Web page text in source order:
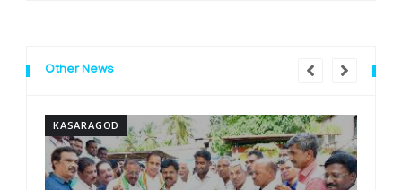
Other News
KASARAGOD